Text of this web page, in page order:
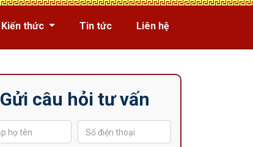
Kiến thức Tin tức Liên hệ
Gửi câu hỏi tư vấn